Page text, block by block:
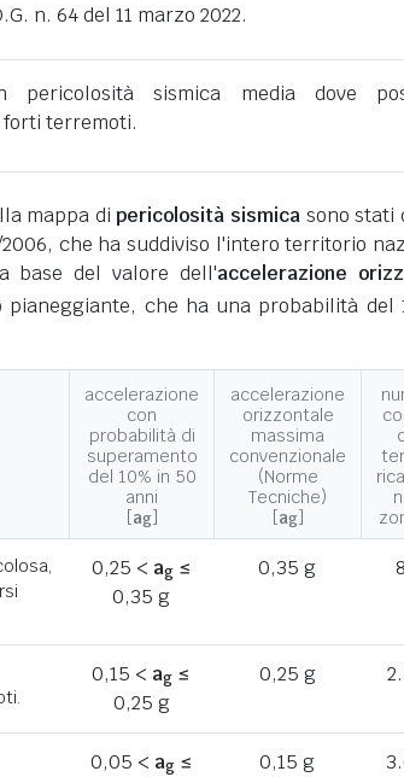
n. 64 del 11 marzo 2022.
pericolosità sismica media dove
terremoti.
mappa dipericolosità sismica sono stati
che ha suddiviso l'intero territorio
base del valore dell'accelerazione
che ha una probabilità del
accelerazione
con
probabilità di
superamento
del 10% in 50
anni
[ag]
accelerazione
orizzontale
massima
convenzionale
(Norme
Tecniche)
[ag]
0,25 < ag≤
0,35 g
0,35 g
0,15 < ag ≤
0,25 g
0,25 g
0,05 < ag≤
0,15 g